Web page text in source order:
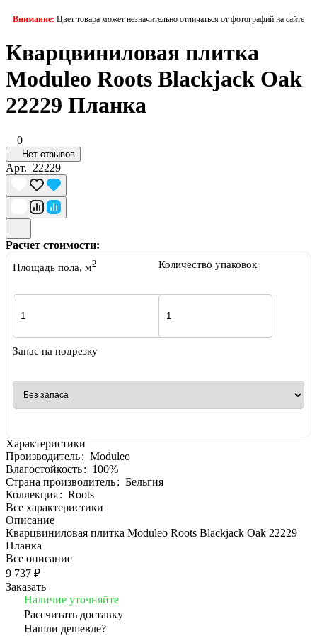
Внимание: Цвет товара может незначительно отличаться от фотографий на сайте
Кварцвиниловая плитка
Moduleo Roots Blackjack Oak
22229 Планка
0
Нет отзывов
Арт. 22229
Расчет стоимости:
Площадь пола, м2 Количество упаковок
Запас на подрезку
Характеристики
Производитель: Moduleo
Влагостойкость: 100%
Страна производитель: Бельгия
Коллекция: Roots
Все характеристики
Описание
Кварцвиниловая плитка Moduleo Roots Blackjack Oak 22229
Планка
Все описание
9 737 ₽
Заказать
Наличие уточняйте
Рассчитать доставку
Нашли дешевле?